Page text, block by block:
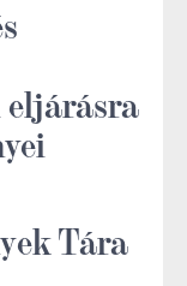
eljárásra
Tára